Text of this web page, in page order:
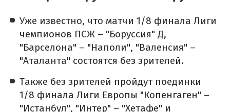
Уже известно, что матчи 1/8 финала Лиги
чемпионов ПСЖ – "Боруссия" Д,
"Барселона" – "Наполи", "Валенсия" –
"Аталанта" состоятся без зрителей.
Также без зрителей пройдут поединки
1/8 финала Лиги Европы "Копенгаген" –
"Истанбул", "Интер" – "Хетафе" и